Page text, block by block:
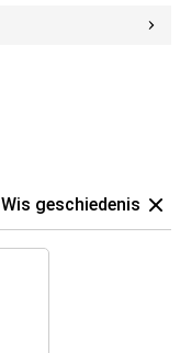
Wis geschiedenis